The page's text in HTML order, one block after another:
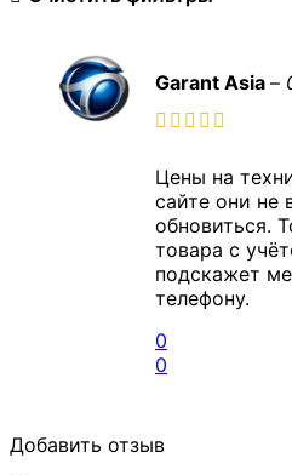
Garant Asia –
Цены на
сайте они не
обновиться.
товара с
подскажет
телефону.
0
0
Добавить отзыв